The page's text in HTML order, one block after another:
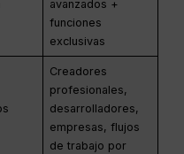
avanzados +
funciones
exclusivas
Creadores
profesionales,
desarrolladores,
empresas, flujos
de trabajo por